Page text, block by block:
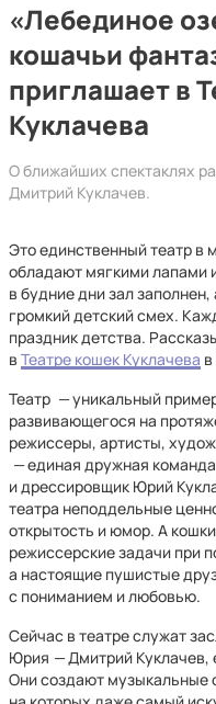
«Лебединое
кошачьи
приглашает в
Куклачева
О ближайших спектаклях
Дмитрий Куклачев.
Это единственный театр в
обладают мягкими
в будние дни зал
громкий детский смех.
праздник детства.
в Театре кошек Куклачева
Театр —уникальный
развивающегося на
режиссеры, артисты,
—единая дружная
и дрессировщик Юрий
театра неподдельные
открытость и юмор. А кошки
режиссерские задачи при
а настоящие пушистые
с пониманием и любовью.
Сейчас в театре служат
Юрия —Дмитрий Куклачев,
Они создают музыкальные